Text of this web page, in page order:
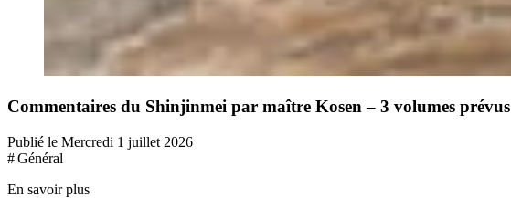
Commentaires du Shinjinmei par maître Kosen – 3 volumes prévus
Publié le Mercredi 1 juillet 2026
# Général
En savoir plus